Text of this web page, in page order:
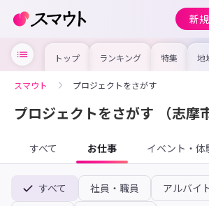
新
トップ ランキング 特集 地
け
スマウト プロジェクトをさがす
プロジェクトをさがす （志摩
すべて お仕事 イベント・体
すべて 社員・職員
アルバイ